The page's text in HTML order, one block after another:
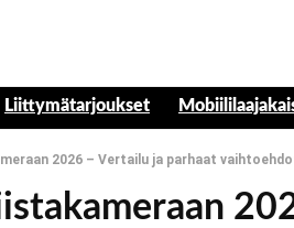
Liittymätarjoukset
2026 – Vertailu ja parhaat